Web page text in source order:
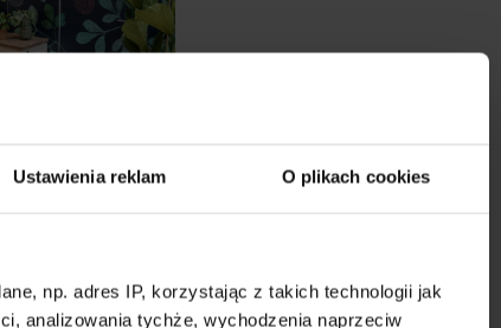
Ustawienia reklam O plikach cookies
np. adres IP, korzystając z takich technologii jak
analizowania tychże, wychodzenia naprzeciw